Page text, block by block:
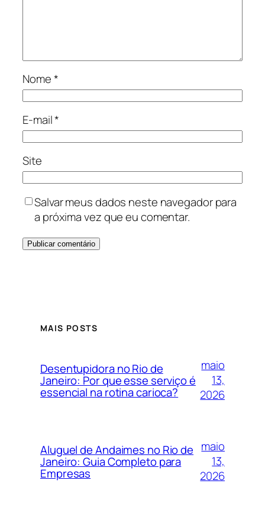
Nome*
E-mail*
Site
Salvar meus dados neste navegador para
a próxima vez que eu comentar.
MAIS POSTS
Desentupidora no Rio de
Janeiro: Por que esse serviço é
essencial na rotina carioca?
maio
13,
2026
Aluguel de Andaimes no Rio de
Janeiro: Guia Completo para
Empresas
maio
13,
2026